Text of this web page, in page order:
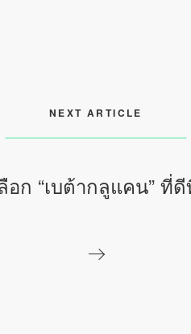
NEXT ARTICLE
อก “เบต้ากลูแคน” ที่